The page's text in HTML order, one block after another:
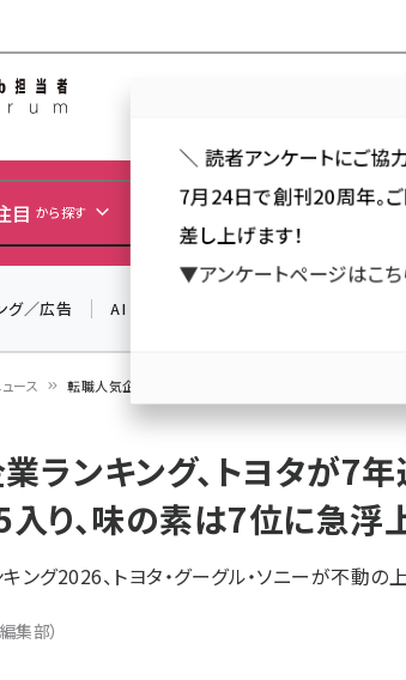
Web担当者Forum
目 から探す カテゴリ／種別 から探す
グ／広告 AI
ース 転職人気企業ランキング、トヨタが7年連続1位！ 任天堂
ランキング、トヨタが7
り、味の素は7位に急浮
ング2026、トヨタ・グーグル・ソニーが不動の
集部）
＼ 読者アンケートにご協
7月24日で創刊20周年。
差し上げます！
▼アンケートページはこ